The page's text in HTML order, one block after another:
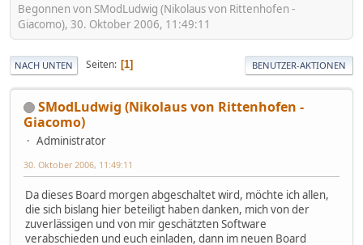
Begonnen von SModLudwig (Nikolaus von Rittenhofen -
Giacomo), 30. Oktober 2006, 11:49:11
NACH UNTEN Seiten 1 BENUTZER-AKTIONEN
SModLudwig (Nikolaus von Rittenhofen -
Giacomo)
Administrator
30. Oktober 2006, 11:49:11
Da dieses Board morgen abgeschaltet wird, möchte ich allen,
die sich bislang hier beteiligt haben danken, mich von der
zuverlässigen und von mir geschätzten Software
verabschieden und euch einladen, dann im neuen Board